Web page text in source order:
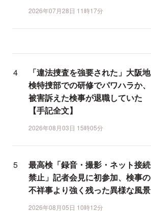
2026年07月28日 11時17分
「違法捜査を強要された」大阪地
検特捜部での研修でパワハラか、
被害訴えた検事が退職していた
【手記全文】
2026年08月03日 15時05分
最高検「録音・撮影・ネット接続
禁止」記者会見に初参加、検事の
不祥事より強く残った異様な風景
2026年08月05日 10時12分